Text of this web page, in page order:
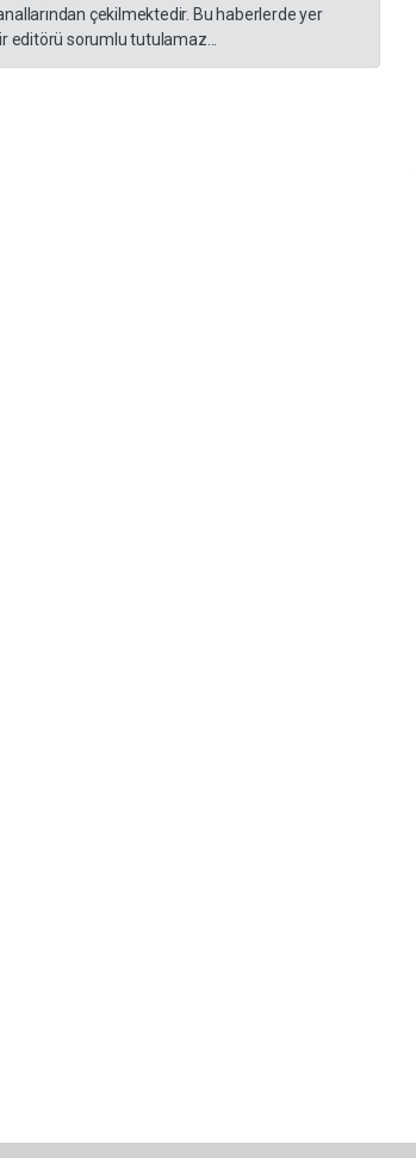
çekilmektedir. Bu haberlerde yer
editörü sorumlu tutulamaz...